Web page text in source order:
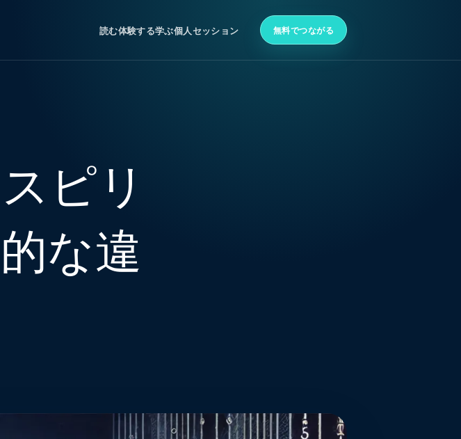
読む体験する学ぶ個人セッション 無料でつながる
ピリ
な違